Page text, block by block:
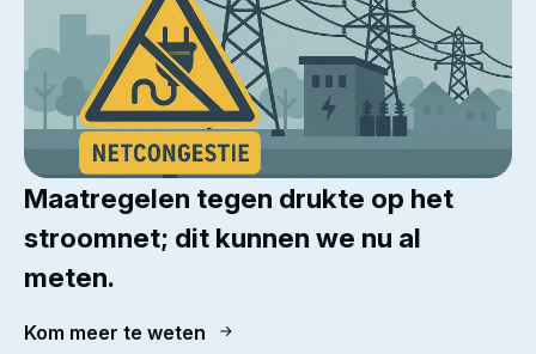
Maatregelen tegen drukte op het
stroomnet; dit kunnen we nu al
meten.
Kom meer te weten